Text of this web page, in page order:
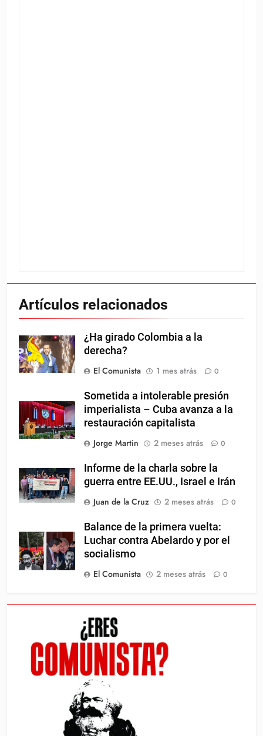
Artículos relacionados
¿Ha girado Colombia a la
derecha?
El Comunista
1 mes atrás 0
Sometida a intolerable presión
imperialista – Cuba avanza a la
restauración capitalista
Jorge Martin
2 meses atrás 0
Informe de la charla sobre la
guerra entre EE.UU., Israel e Irán
Juan de la Cruz
2 meses atrás 0
Balance de la primera vuelta:
Luchar contra Abelardo y por el
socialismo
El Comunista
2 meses atrás 0